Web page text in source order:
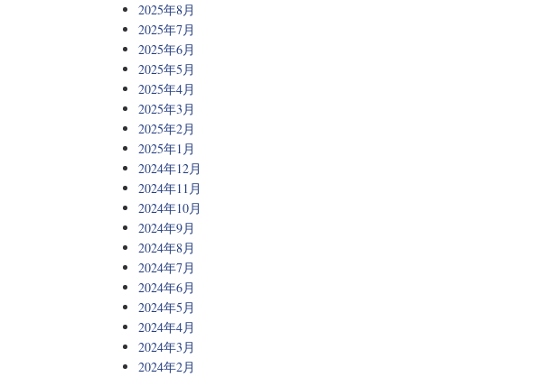
2025年8月
2025年7月
2025年6月
2025年5月
2025年4月
2025年3月
2025年2月
2025年1月
2024年12月
2024年11月
2024年10月
2024年9月
2024年8月
2024年7月
2024年6月
2024年5月
2024年4月
2024年3月
2024年2月